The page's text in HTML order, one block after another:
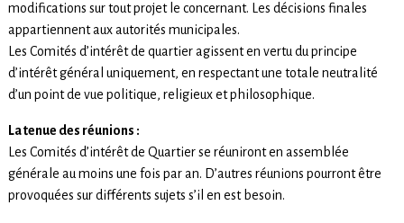
modifications sur tout projet le concernant. Les décisions finales
appartiennent aux autorités municipales.
Les Comités d’intérêt de quartier agissent en vertu du principe
d’intérêt général uniquement, en respectant une totale neutralité
d’un point de vue politique, religieux et philosophique.
La tenue des réunions :
Les Comités d’intérêt de Quartier se réuniront en assemblée
générale au moins une fois par an. D’autres réunions pourront être
provoquées sur différents sujets s’il en est besoin.